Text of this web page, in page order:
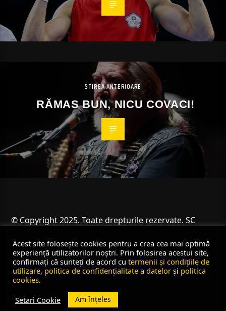
ȘTIREA ANTERIOARE
RĂMAS BUN, NICU COVACI!
© Copyright 2025. Toate drepturile rezervate. SC
Acest site folosește cookies pentru a crea cea mai optimă
experiență utilizatorilor noștri. Prin folosirea acestui site,
confirmați că sunteți de acord cu termenii și condițiile de
utilizare, politica de confidențialitate a datelor și politica
cookies.
Setari Cookie
Am înțeles